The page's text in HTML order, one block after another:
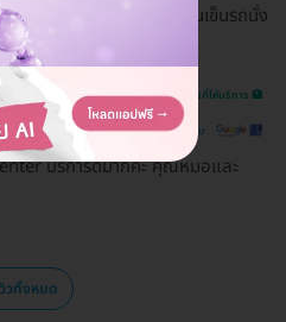
ที่นั่งรอดี มีที่ชาร์ทแบต มีคนเข็นรถนั่ง
รีวิวสถานที่ให้บริการ 🏥
ดูรีวิวต้นฉบับ
บริการดีมากค่ะ คุณหมอและ
วทั้งหมด